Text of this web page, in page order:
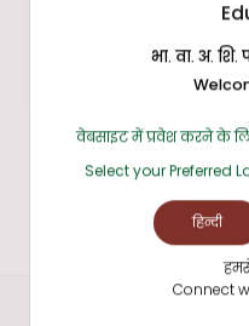
भा. वा. अ.
वेबसाइट में प्रवेश करने के
Select your Preferred
हिन्दी
Connect